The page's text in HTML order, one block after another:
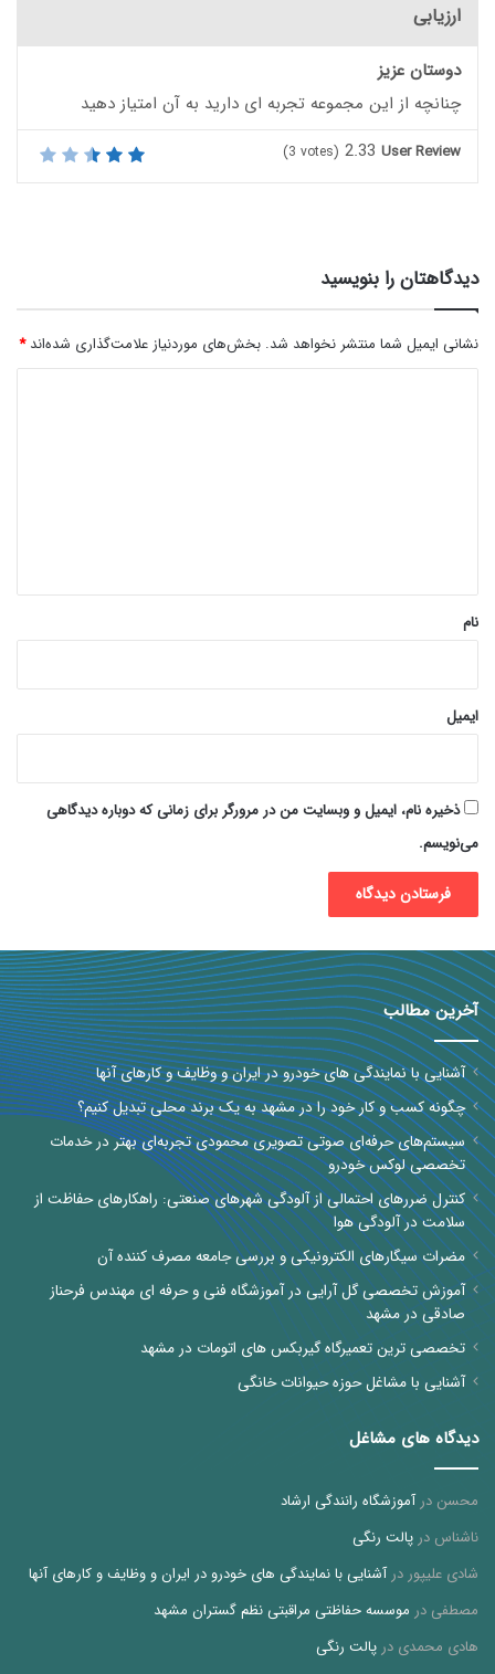
ارزیابی
دوستان عزیز
چنانچه از این مجموعه تجربه ای دارید به آن امتیاز دهید
User Review
2.33
(3 votes)
دیدگاهتان را بنویسید
نشانی ایمیل شما منتشر نخواهد شد. بخش‌های موردنیاز علامت‌گذاری شده‌اند*
نام
ایمیل
ذخیره نام، ایمیل و وبسایت من در مرورگر برای زمانی که دوباره دیدگاهی
می‌نویسم.
آخرین مطالب
آشنایی با نمایندگی های خودرو در ایران و وظایف و کارهای آنها
چگونه کسب و کار خود را در مشهد به یک برند محلی تبدیل کنیم؟
سیستم‌های حرفه‌ای صوتی تصویری محمودی تجربه‌ای بهتر در خدمات
تخصصی لوکس خودرو
کنترل ضررهای احتمالی از آلودگی شهرهای صنعتی: راهکارهای حفاظت از
سلامت در آلودگی هوا
مضرات سیگارهای الکترونیکی و بررسی جامعه مصرف کننده آن
آموزش تخصصی گل آرایی در آموزشگاه فنی و حرفه ای مهندس فرحناز
صادقی در مشهد
تخصصی ترین تعمیرگاه گیربکس های اتومات در مشهد
آشنایی با مشاغل حوزه حیوانات خانگی
دیدگاه های مشاغل
محسن درآموزشگاه رانندگی ارشاد
ناشناس در پالت رنگی
شادی علیپور درآشنایی با نمایندگی های خودرو در ایران و وظایف و کارهای آنها
مصطفی در موسسه حفاظتی مراقبتی نظم گستران مشهد
هادی محمدی در پالت رنگی